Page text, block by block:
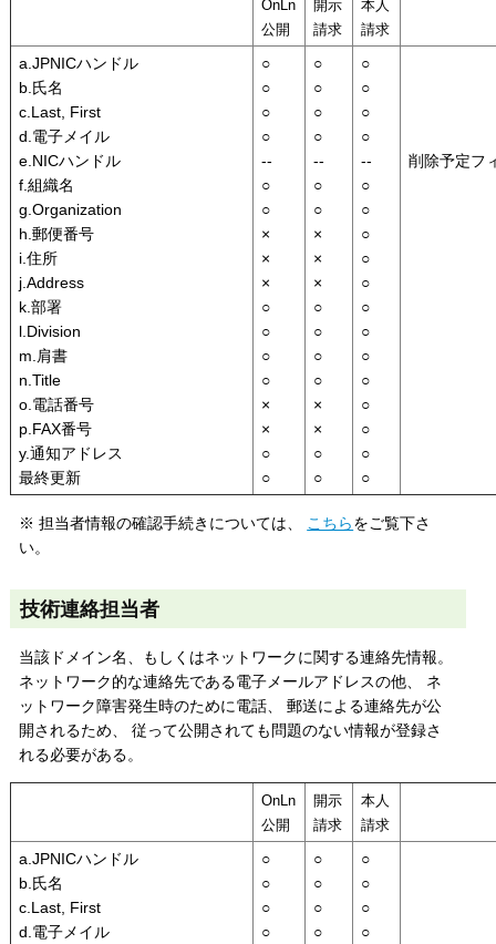
OnLn
公開
開示
請求
本人
請求
a.JPNICハンドル
b.氏名
c.Last, First
d.電子メイル
e.NICハンドル
f.組織名
g.Organization
h.郵便番号
i.住所
j.Address
k.部署
l.Division
m.肩書
n.Title
o.電話番号
p.FAX番号
y.通知アドレス
最終更新
○
○
○
○
--
○
○
×
×
×
○
○
○
○
×
×
○
○
○
○
○
○
--
○
○
×
×
×
○
○
○
○
×
×
○
○
○
○
○
○
--
○
○
○
○
○
○
○
○
○
○
○
○
○
削除予定フ
※ 担当者情報の確認手続きについては、 こちらをご覧下さ
い。
技術連絡担当者
当該ドメイン名、もしくはネットワークに関する連絡先情報。
ネットワーク的な連絡先である電子メールアドレスの他、 ネ
ットワーク障害発生時のために電話、 郵送による連絡先が公
開されるため、 従って公開されても問題のない情報が登録さ
れる必要がある。
OnLn
公開
開示
請求
本人
請求
a.JPNICハンドル
b.氏名
c.Last, First
d.電子メイル
○
○
○
○
○
○
○
○
○
○
○
○